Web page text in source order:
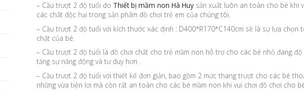
– Cầu trượt 2 độ tuổi do Thiết bị mầm non Hà Huysản xuất luôn an toàn cho bé khi
các chất độc hại trong sản phẩm đồ chơi trẻ em của chúng tôi.
– Cầu trượt 2 độ tuổi với kích thước xác định : D400*R170*C140cm sẽ là sự lựa
chất của bé.
– Cầu trượt 2 độ tuổi là đồ chơi chất cho trẻ mầm non hỗ trợ cho các bé nhỏ đang
tăng sự năng động và tư duy hơn .
– Cầu trượt 2 độ tuổi với thiết kế đơn giản, bao gồm 2 mức thang trượt cho các bé
những vừa tiện lợi mà còn rất an toàn cho các bé mầm non khi vui chơi đồ chơi cho